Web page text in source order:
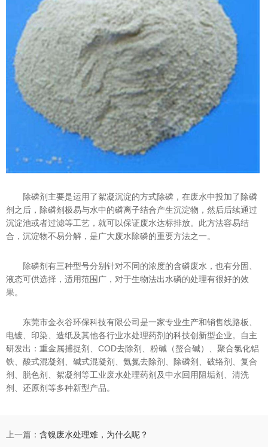
除磷剂主要是运用了絮凝沉淀的方式除磷，在废水中投加了除磷
剂之后，除磷剂极易与水中的磷离子结合产生沉淀物，然后后续通过
沉淀池或者过滤等工艺，就可以保证废水达标排放。此方法容易结
合，沉淀物不易分解，是广大废水除磷的重要方法之一。
除磷剂有三种型号分别针对不同的浓度的含磷废水，也有分固、
液态可供选择，适用范围广，对于生物法出水磷的处理有很好的效
果。
东莞市金衣谷环保科技有限公司是一家专业生产和销售线路板、
电镀、印染、造纸及其他各行业水处理药剂的科技创新型企业。自主
研发出：重金属捕捉剂、COD去除剂、粉碱（螯合碱）、聚合氯化铝
铁、酸式混凝剂、碱式混凝剂、氨氮去除剂、除磷剂、破络剂、复合
剂、脱色剂、絮凝剂等工业废水处理药剂及中水回用阻垢剂、清洗
剂、还原剂等多种新型产品。
上一篇： 含镍废水处理难，为什么呢？